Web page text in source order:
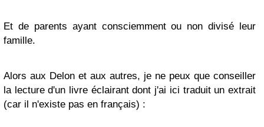
Et de parents ayant consciemment ou non divisé leur
famille.
Alors aux Delon et aux autres, je ne peux que conseiller
la lecture d'un livre éclairant dont j'ai ici traduit un extrait
(car il n'existe pas en français) :